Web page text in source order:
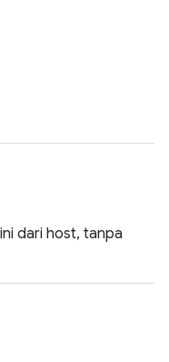
dari host, tanpa